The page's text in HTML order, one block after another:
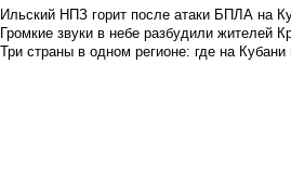
Ильский НПЗ горит после атаки БПЛА на
Громкие звуки в небе разбудили жителей
Три страны в одном регионе: где на